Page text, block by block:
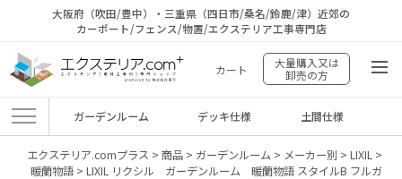
大阪府（吹田/豊中）・三重県（四日市/桑名/鈴鹿/津）近郊の
カーポート/フェンス/物置/エクステリア工事専門店
カート
大量購入又は
卸売の方
ガーデンルーム デッキ仕様 土間仕様
エクステリア.comプラス > 商品> ガーデンルーム> メーカー別 > LIXIL>
暖蘭物語> LIXIL リクシル ガーデンルーム 暖蘭物語 スタイルB フルガ